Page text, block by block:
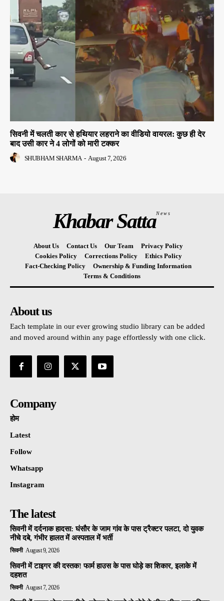
सिवनी में चलती कार से हथियार लहराने का वीडियो वायरल: कुछ ही देर
बाद उसी कार ने 4 लोगों को मारी टक्कर
SHUBHAM SHARMA - August 7, 2026
Khabar SattaNews
About Us Contact Us Our Team
Privacy Policy
Cookies Policy
Corrections Policy
Ethics Policy
Fact-Checking Policy
Ownership & Funding Information
Terms & Conditions
About us
Each template in our ever growing studio library can be added
and moved around within any page effortlessly with one click.
Company
होम
Latest
Follow
Whatsapp
Instagram
The latest
सिवनी में दर्दनाक हादसा: घंसौर के जाम गांव के पास ट्रैक्टर पलटा, दो युवक
नीचे दबे, गंभीर हालत में अस्पताल में भर्ती
सिवनी August 9, 2026
सिवनी में टाइगर की दस्तक! फार्म हाउस के पास घोड़े का शिकार, इलाके में
दहशत
सिवनी August 7, 2026